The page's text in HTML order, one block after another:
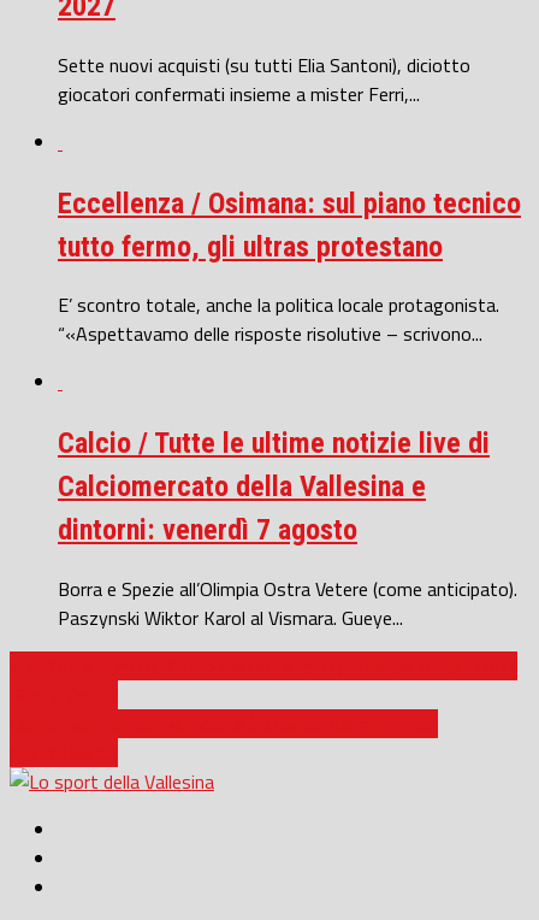
Sette nuovi acquisti (su tutti Elia Santoni), diciotto
giocatori confermati insieme a mister Ferri,...
Eccellenza / Osimana: sul piano tecnico
tutto fermo, gli ultras protestano
E’ scontro totale, anche la politica locale protagonista.
“«Aspettavamo delle risposte risolutive – scrivono...
Calcio / Tutte le ultime notizie live di
Calciomercato della Vallesina e
dintorni: venerdì 7 agosto
Borra e Spezie all’Olimpia Ostra Vetere (come anticipato).
Paszynski Wiktor Karol al Vismara. Gueye...